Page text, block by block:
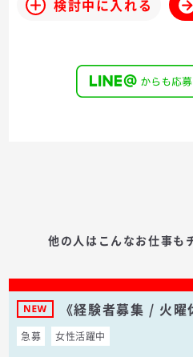
検討中に入れる
他の人はこんなお仕事も
《経験者募集 / 火
急募 女性活躍中